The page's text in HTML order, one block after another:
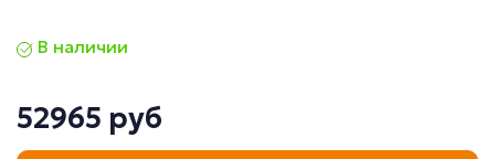
В наличии
52965 руб